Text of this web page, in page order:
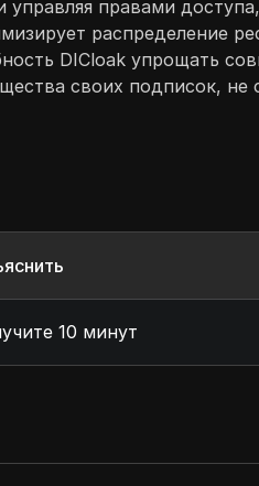
правами
распределение
DICloak упрощать
своих подписок,
10 минут